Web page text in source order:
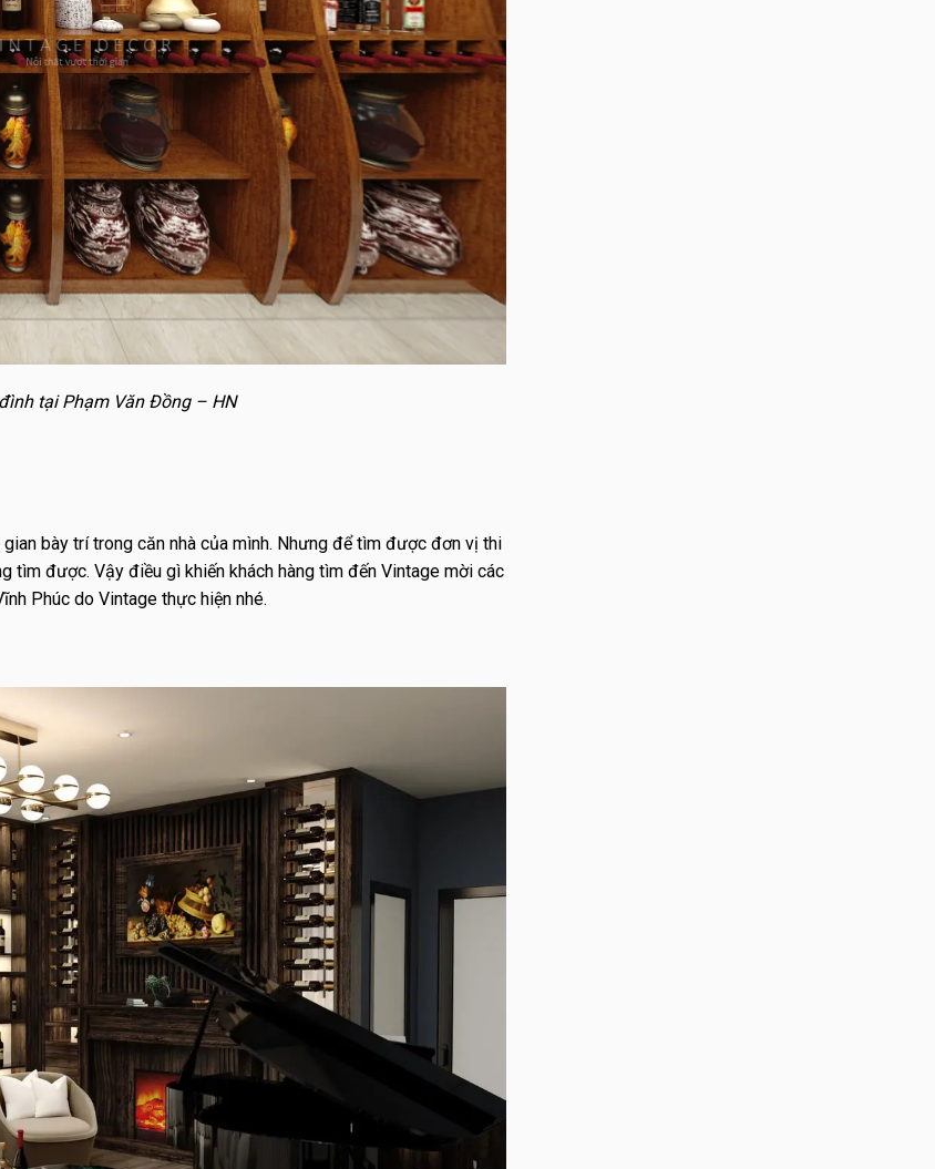
tại Phạm Văn Đồng – HN
bày trí trong căn nhà của mình. Nhưng để tìm được đơn vị thi
tìm được. Vậy điều gì khiến khách hàng tìm đến Vintage mời các
Phúc do Vintage thực hiện nhé.